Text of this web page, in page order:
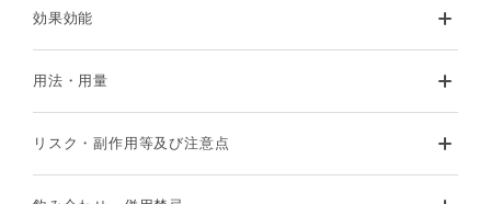
効果効能
用法・用量
リスク・副作用等及び注意点